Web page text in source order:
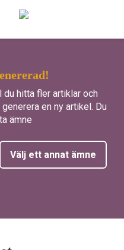
du hitta fler artiklar och
en ny artikel. Du
ämne
Välj ett annat ämne